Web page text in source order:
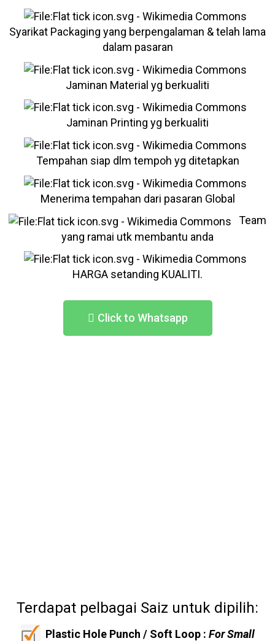
Syarikat Packaging yang berpengalaman & telah lama
dalam pasaran
Jaminan Material yg berkualiti
Jaminan Printing yg berkualiti
Tempahan siap dlm tempoh yg ditetapkan
Menerima tempahan dari pasaran Global
Team
yang ramai utk membantu anda
HARGA setanding KUALITI.
Click to Whatsapp
Terdapat pelbagai Saiz untuk dipilih:
Plastic Hole Punch / Soft Loop : For Small